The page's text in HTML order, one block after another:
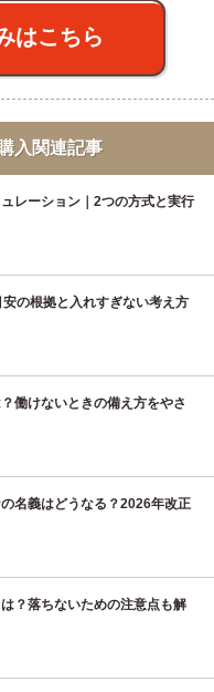
はこちら
入関連記事
レーション｜2つの方式と実行
の根拠と入れすぎない考え方
働けないときの備え方をやさ
名義はどうなる？2026年改正
？落ちないための注意点も解